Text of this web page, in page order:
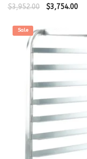
$3,952.00 $3,754.00
Sale